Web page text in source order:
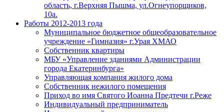
область, г.Верхняя Пышма, ул.Огнеупорщиков,
10а.
Работы 2012-2013 года
Муниципальное бюджетное общеобразовательное
учреждение «Гимназия» г.Урая ХМАО
Собственник квартиры
МБУ «Управление зданиями Администрации
города Екатеринбурга»
Управляющая компания жилого дома
Собственник нежилого помещения
Приход во имя Святого Иоанна Предтечи г.Реже
Индивидуальный предприниматель